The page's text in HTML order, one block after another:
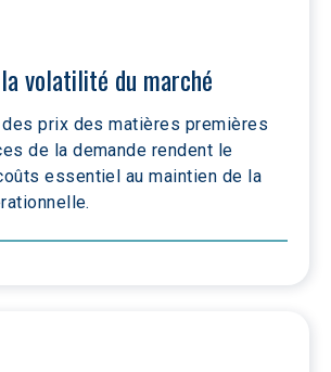
volatilité du marché
prix des matières premières
de la demande rendent le
essentiel au maintien de la